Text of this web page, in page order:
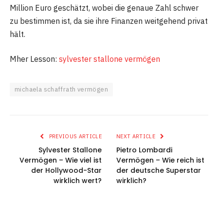
Million Euro geschätzt, wobei die genaue Zahl schwer
zu bestimmen ist, da sie ihre Finanzen weitgehend privat
hält.
Mher Lesson: sylvester stallone vermögen
michaela schaffrath vermögen
PREVIOUS ARTICLE
Sylvester Stallone
Vermögen – Wie viel ist
der Hollywood-Star
wirklich wert?
NEXT ARTICLE
Pietro Lombardi
Vermögen – Wie reich ist
der deutsche Superstar
wirklich?